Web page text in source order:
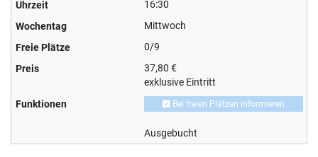
16:30
Mittwoch
0/9
37,80 €
exklusive Eintritt
Bei freien Plätzen informieren
Ausgebucht